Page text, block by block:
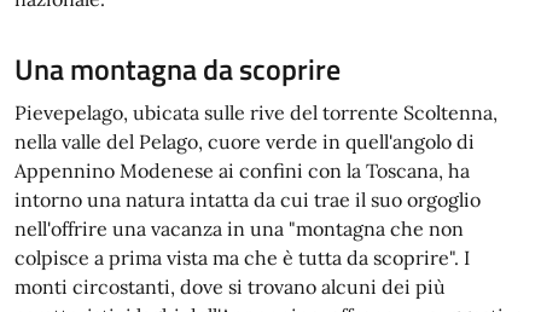
Una montagna da scoprire
Pievepelago, ubicata sulle rive del torrente Scoltenna,
nella valle del Pelago, cuore verde in quell'angolo di
Appennino Modenese ai confini con la Toscana, ha
intorno una natura intatta da cui trae il suo orgoglio
nell'offrire una vacanza in una "montagna che non
colpisce a prima vista ma che è tutta da scoprire". I
monti circostanti, dove si trovano alcuni dei più